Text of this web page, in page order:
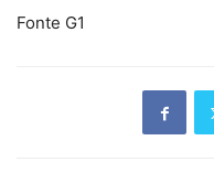
Fonte G1